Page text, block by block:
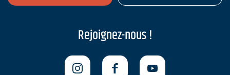
Rejoignez-nous !